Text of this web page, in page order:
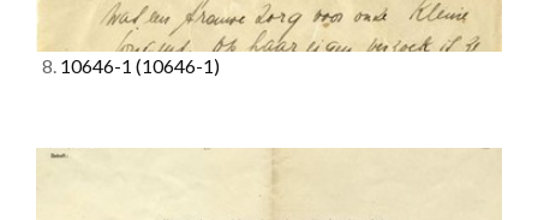
8. 10646-1 (10646-1)